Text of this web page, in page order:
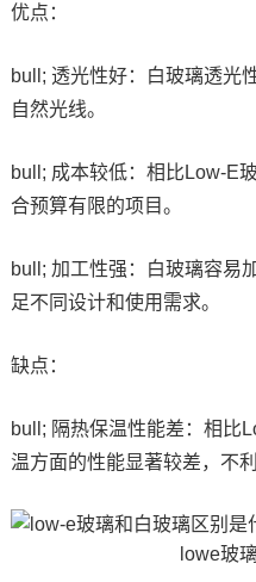
优点：
bull; 透光性好：白玻璃透光
自然光线。
bull; 成本较低：相比Low-E
合预算有限的项目。
bull; 加工性强：白玻璃容易
足不同设计和使用需求。
缺点：
bull; 隔热保温性能差：相比
温方面的性能显著较差，不利